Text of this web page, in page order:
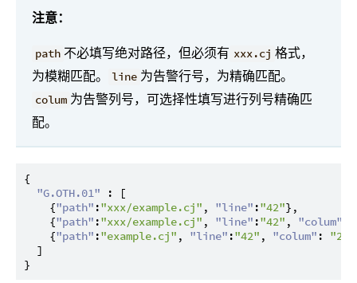
注意：
path 不必填写绝对路径，但必须有 xxx.cj 格式，
为模糊匹配。
line 为告警行号，为精确匹配。
colum 为告警列号，可选择性填写进行列号精确匹
配。
{
"G.OTH.01"
:
[
{"path" :"xxx/example.cj" , "line" :"42"} ,
{"path" :"xxx/example.cj" , "line" :"42" , "colum"
{"path" :"example.cj" , "line" :"42" , "colum" : "2"
]
}